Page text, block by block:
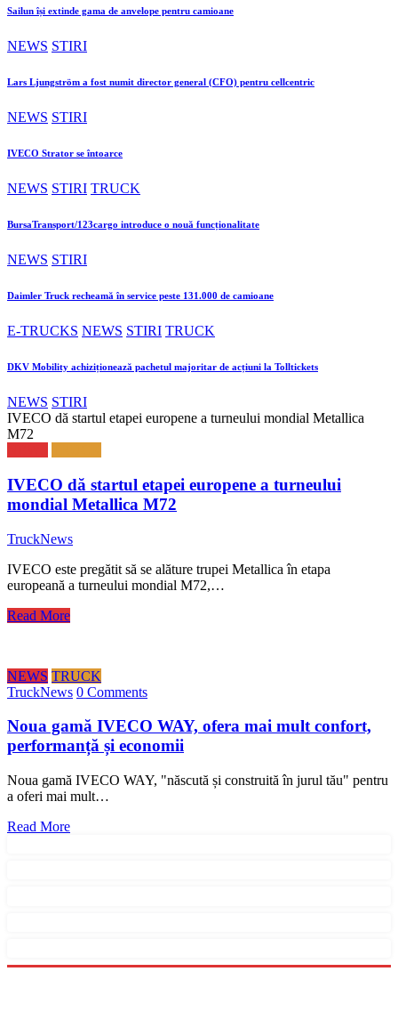
Sailun își extinde gama de anvelope pentru camioane
NEWS STIRI
Lars Ljungström a fost numit director general (CFO) pentru cellcentric
NEWS STIRI
IVECO Strator se întoarce
NEWS STIRI TRUCK
BursaTransport/123cargo introduce o nouă funcționalitate
NEWS STIRI
Daimler Truck recheamă în service peste 131.000 de camioane
E-TRUCKS NEWS STIRI TRUCK
DKV Mobility achiziționează pachetul majoritar de acțiuni la Tolltickets
NEWS STIRI
IVECO dă startul etapei europene a turneului mondial Metallica
M72
IVECO dă startul etapei europene a turneului
mondial Metallica M72
TruckNews
IVECO este pregătit să se alăture trupei Metallica în etapa
europeană a turneului mondial M72,…
Read More
NEWS TRUCK
TruckNews 0 Comments
Noua gamă IVECO WAY, ofera mai mult confort,
performanță și economii
Noua gamă IVECO WAY, "născută și construită în jurul tău" pentru
a oferi mai mult…
Read More